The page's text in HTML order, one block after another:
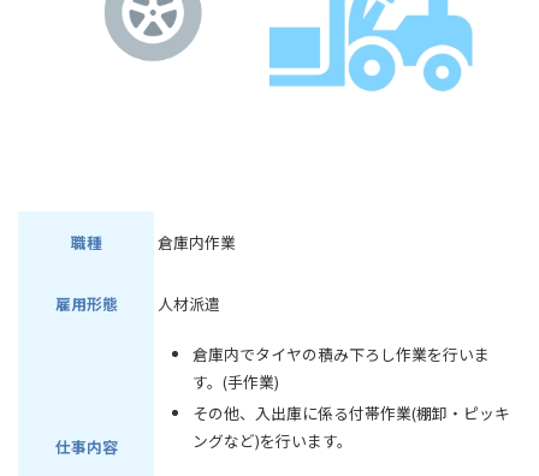
職種 倉庫内作業
雇用形態 人材派遣
仕事内容
倉庫内でタイヤの積み下ろし作業を行いま
す。(手作業)
その他、入出庫に係る付帯作業(棚卸・ピッキ
ングなど)を行います。